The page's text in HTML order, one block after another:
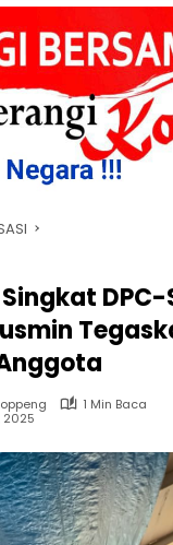
DPC-
1 Min Baca
2025